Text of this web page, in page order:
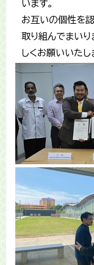
います。
お互いの個性を
取り組んでまい
しくお願いいたし